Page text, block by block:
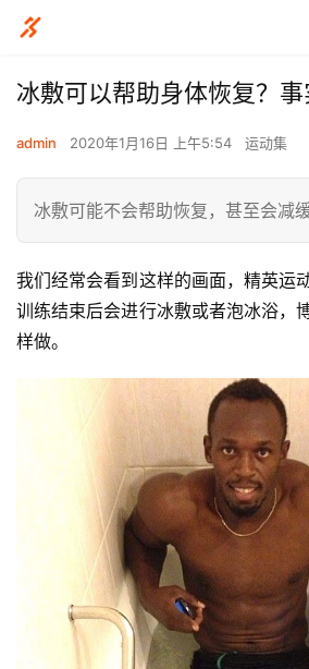
冰敷可以帮助身体恢复？
admin 2020年1月16日 上午5:54 运动集
冰敷可能不会帮助恢复，甚至会减
我们经常会看到这样的画面，精英运
训练结束后会进行冰敷或者泡冰浴，
样做。